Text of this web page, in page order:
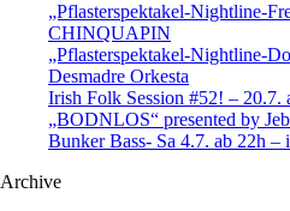
„Pflasterspektakel-Nightline-
CHINQUAPIN
„Pflasterspektakel-Nightline-
Desmadre Orkesta
Irish Folk Session #52! – 20.7.
„BODNLOS“ presented by
Bunker Bass- Sa 4.7. ab 22h –
Archive